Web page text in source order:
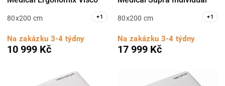
80x200 cm +1
Na zakázku 3-4 týdny
10 999 Kč
80x200 cm +1
Na zakázku 3-4 týdny
17 999 Kč